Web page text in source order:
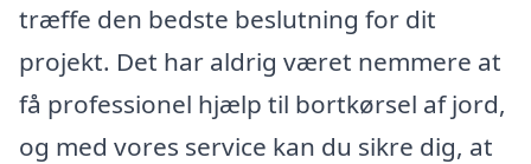
træffe den bedste beslutning for dit
projekt. Det har aldrig været nemmere at
få professionel hjælp til bortkørsel af jord,
og med vores service kan du sikre dig, at